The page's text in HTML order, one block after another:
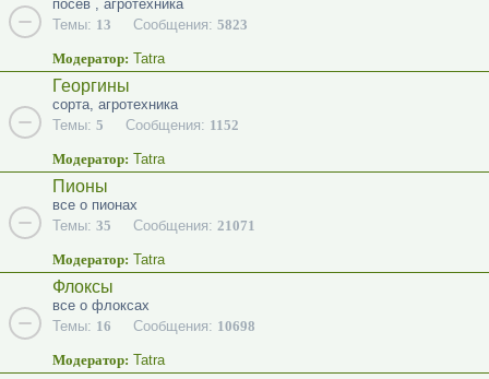
посев , агротехника
Темы: 13 Сообщения: 5823
Модератор: Tatra
Георгины
сорта, агротехника
Темы: 5 Сообщения: 1152
Модератор: Tatra
Пионы
все о пионах
Темы: 35 Сообщения: 21071
Модератор: Tatra
Флоксы
все о флоксах
Темы: 16 Сообщения: 10698
Модератор: Tatra